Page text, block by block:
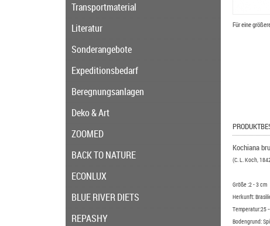
Für eine
Kochiana
(C. L. Koch,
Größe :2 - 3 cm
Herkunft:
Temperatur:25
Bodengrund:
Transportmaterial
Literatur
Sonderangebote
Expeditionsbedarf
Beregnungsanlagen
Deko & Art
ZOOMED
BACK TO NATURE
ECONLUX
BLUE RIVER DIETS
REPASHY